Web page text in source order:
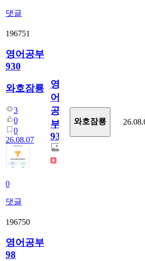
댓글
196751
영어공부
930
와호잠룡
3
0
0
26.08.07
0
댓글
영
어
공
부
930
와호잠룡
196750
영어공부
98